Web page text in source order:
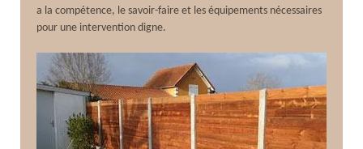
a la compétence, le savoir-faire et les équipements nécessaires
pour une intervention digne.